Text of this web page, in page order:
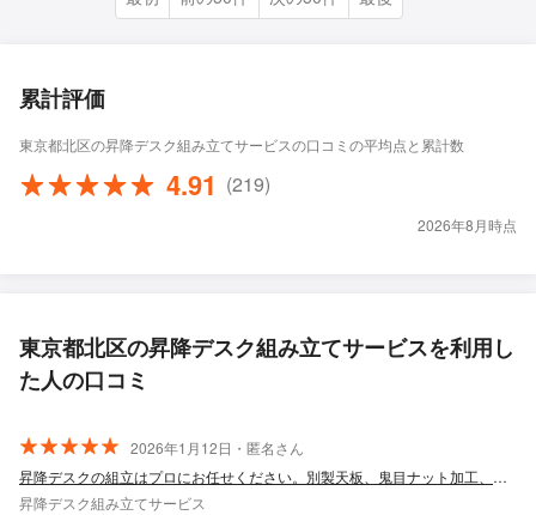
累計評価
東京都北区の昇降デスク組み立てサービスの口コミの平均点と累計数
4.91 (219)
2026年8月時点
東京都北区の昇降デスク組み立てサービスを利用し
た人の口コミ
2026年1月12日・匿名さん
昇降デスクの組立はプロにお任せください。別製天板、鬼目ナット加工、配線処理対応
昇降デスク組み立てサービス